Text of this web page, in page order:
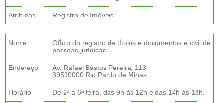
Atributos Registro de Imóveis
Nome
OfÍcio do registro de tÍtulos e documentos e civil de
pessoas jurÍdicas
Endereço
Av. Rafael Bastos Pereira, 113
39530000 Rio Pardo de Minas
Horário De 2ª a 6ª feira, das 9h às 12h e das 14h às 18h.